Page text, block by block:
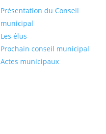
Présentation du Conseil
municipal
Les élus
Prochain conseil municipal
Actes municipaux